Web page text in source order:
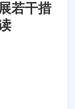
若干措